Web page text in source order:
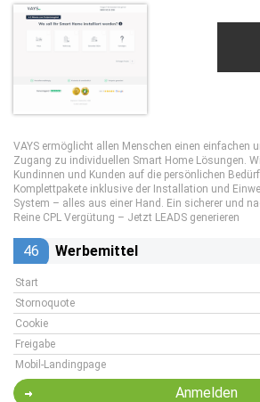
VAYS ermöglicht allen Menschen einen einfachen
Zugang zu individuellen Smart Home Lösungen.
Kundinnen und Kunden auf die persönlichen
Komplettpakete inklusive der Installation und
System – alles aus einer Hand. Ein sicherer und
Reine CPL Vergütung – Jetzt LEADS generieren
46 Werbemittel
Start
Stornoquote
Cookie
Freigabe
Mobil-Landingpage
Anmelden